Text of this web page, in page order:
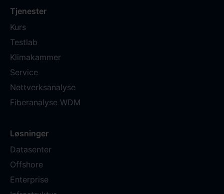
Tjenester
Kurs
Testlab
Klimakammer
Service
Nettverksanalyse
Fiberanalyse WDM
Løsninger
Datasenter
Offshore
Enterprise